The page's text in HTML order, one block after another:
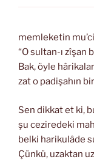
memleketin
“O sultan-ı zîşan
Bak, öyle
zat o padişahın
Sen dikkat et ki,
şu ceziredeki
belki harikulâde
Çünkü, uzaktan